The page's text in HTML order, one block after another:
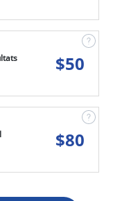
$50
$80